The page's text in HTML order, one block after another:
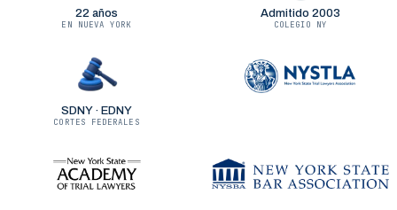
22 años
EN NUEVA YORK
Admitido 2003
COLEGIO NY
SDNY · EDNY
CORTES FEDERALES